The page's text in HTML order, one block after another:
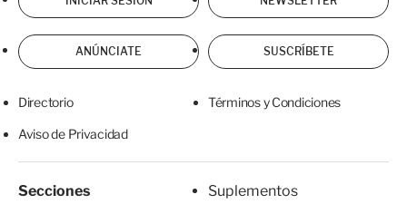
ANÚNCIATE SUSCRÍBETE
Directorio Términos y Condiciones
Aviso de Privacidad
Secciones
Suplementos